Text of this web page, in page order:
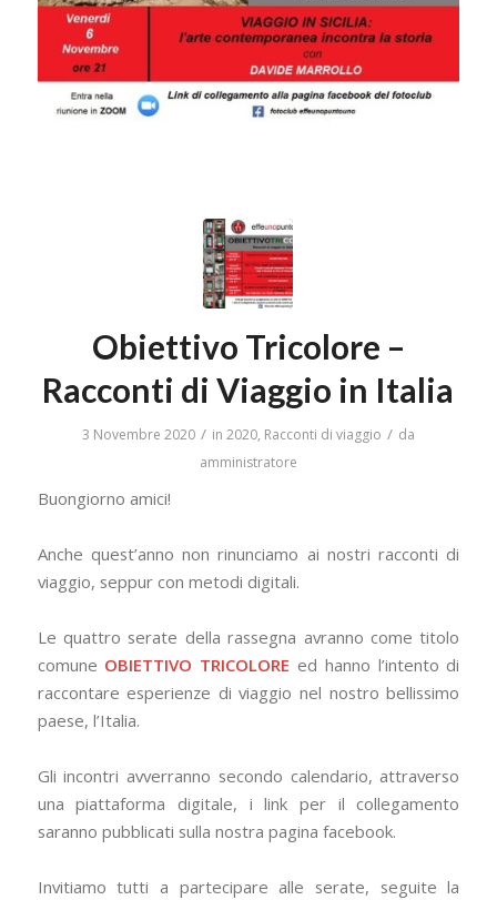
Obiettivo Tricolore –
Racconti di Viaggio in Italia
3 Novembre 2020 / in 2020, Racconti di viaggio / da
amministratore
Buongiorno amici!
Anche quest’anno non rinunciamo ai nostri racconti di
viaggio, seppur con metodi digitali.
Le quattro serate della rassegna avranno come titolo
comune OBIETTIVO TRICOLORE ed hanno l’intento di
raccontare esperienze di viaggio nel nostro bellissimo
paese, l’Italia.
Gli incontri avverranno secondo calendario, attraverso
una piattaforma digitale, i link per il collegamento
saranno pubblicati sulla nostra pagina facebook.
Invitiamo tutti a partecipare alle serate, seguite la